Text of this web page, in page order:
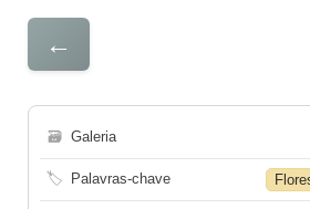
←
🗃 Galeria
🏷 Palavras-chave